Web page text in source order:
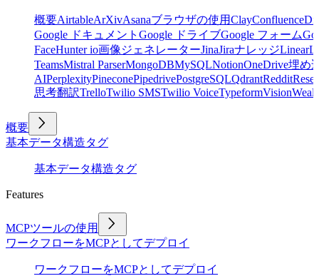
概要AirtableArXivAsanaブラウザの使用ClayConfluence
Google ドキュメント Google ドライブGoogle フォーム
FaceHunter io画像ジェネレーターJinaJiraナレッジLinear
TeamsMistral ParserMongoDBMySQLNotionOneDrive埋め
AIPerplexityPineconePipedrivePostgreSQLQdrantReddit
思考翻訳TrelloTwilio SMSTwilio VoiceTypeformVision
概要
基本データ構造タグ
基本データ構造タグ
Features
MCPツールの使用
ワークフローをMCPとしてデプロイ
ワークフローをMCPとしてデプロイ